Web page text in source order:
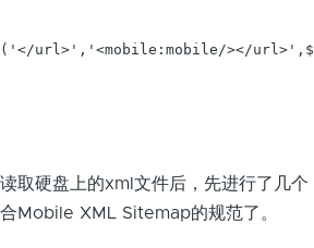
url>','<mobile:mobile/></
硬盘上的xml文件后，先进行了几个
Mobile XML Sitemap的规范了。